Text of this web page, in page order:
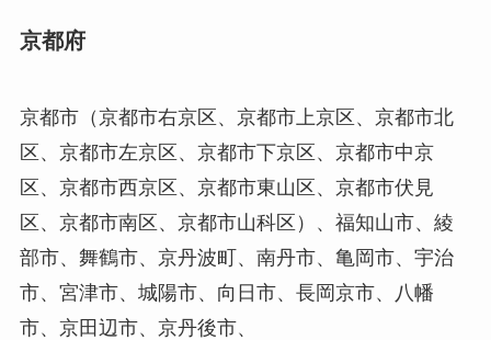
京都府
京都市（京都市右京区、京都市上京区、京都市北
区、京都市左京区、京都市下京区、京都市中京
区、京都市西京区、京都市東山区、京都市伏見
区、京都市南区、京都市山科区）、福知山市、綾
部市、舞鶴市、京丹波町、南丹市、亀岡市、宇治
市、宮津市、城陽市、向日市、長岡京市、八幡
市、京田辺市、京丹後市、